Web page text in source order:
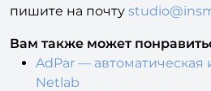
пишите на почту
Вам также может
AdPar — автоматическая
Netlab